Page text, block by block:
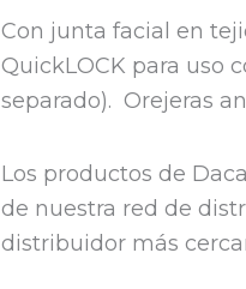
Con junta facial en
QuickLOCK para uso
separado). Orejeras
Los productos de
de nuestra red de
distribuidor más